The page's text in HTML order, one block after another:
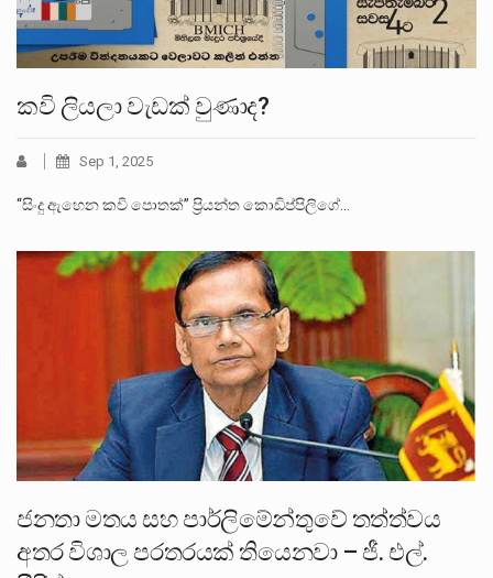
කවි ලියලා වැඩක් වුණාද?
Sep 1, 2025
“සිංදු ඇහෙන කවි පොතක්” ප්‍රියන්ත කොඩිප්පිලිගේ…
ජනතා මතය සහ පාර්ලිමේන්තුවේ තත්ත්වය
අතර විශාල පරතරයක් තියෙනවා – ජී. එල්.